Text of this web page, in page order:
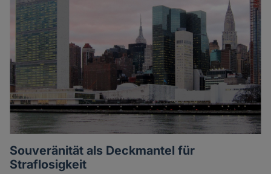
Souveränität als Deckmantel für
Straflosigkeit